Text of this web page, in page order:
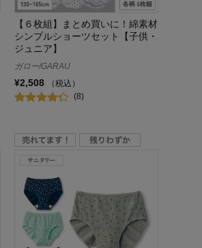
【６枚組】まとめ買いに！綿素材
シンプルショーツセット【子供・
ジュニア】
ガロー/GARAU
¥2,508
（税込）
(8)